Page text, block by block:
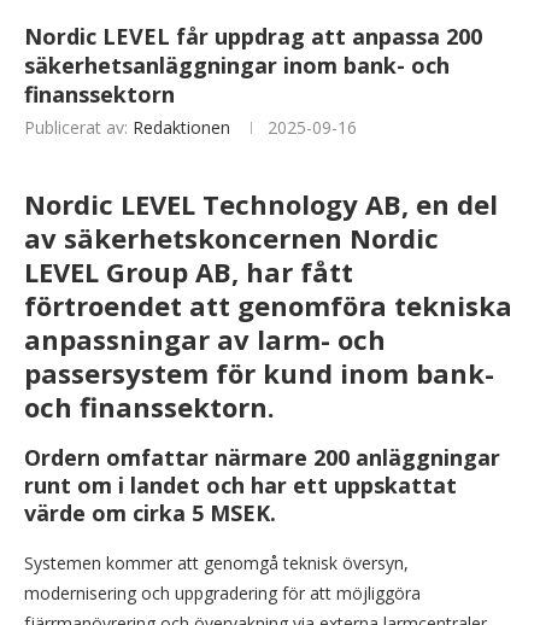
Nordic LEVEL får uppdrag att anpassa 200
säkerhetsanläggningar inom bank- och
finanssektorn
Publicerat av: Redaktionen 2025-09-16
Nordic LEVEL Technology AB, en del
av säkerhetskoncernen Nordic
LEVEL Group AB, har fått
förtroendet att genomföra tekniska
anpassningar av larm- och
passersystem för kund inom bank-
och finanssektorn.
Ordern omfattar närmare 200 anläggningar
runt om i landet och har ett uppskattat
värde om cirka 5 MSEK.
Systemen kommer att genomgå teknisk översyn,
modernisering och uppgradering för att möjliggöra